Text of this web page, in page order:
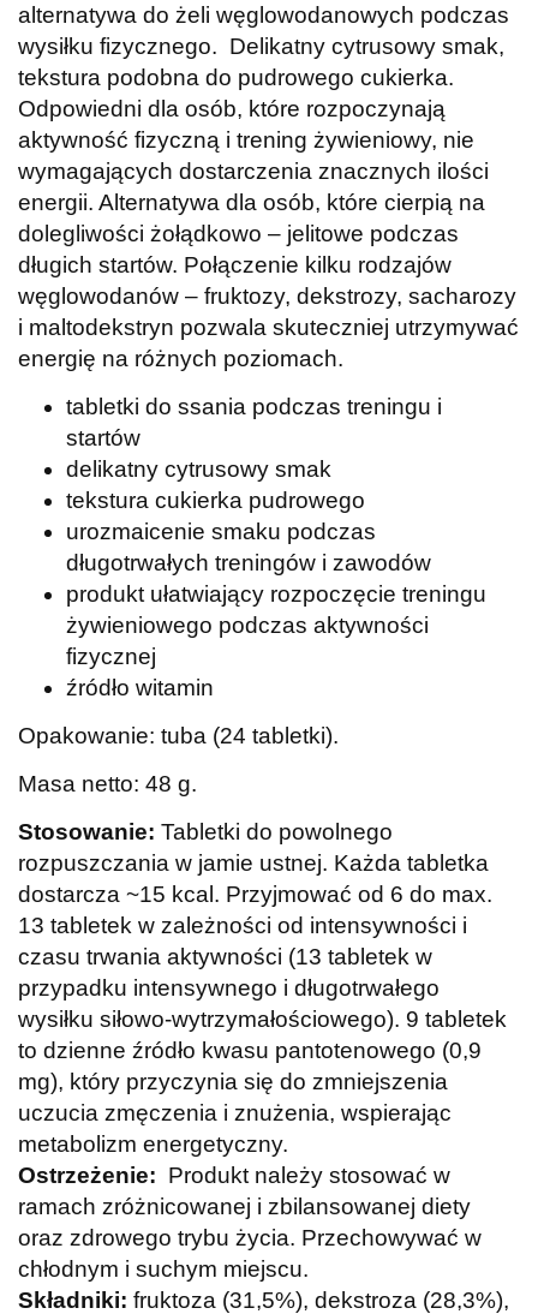
alternatywa do żeli węglowodanowych podczas
wysiłku fizycznego. Delikatny cytrusowy smak,
tekstura podobna do pudrowego cukierka.
Odpowiedni dla osób, które rozpoczynają
aktywność fizyczną i trening żywieniowy, nie
wymagających dostarczenia znacznych ilości
energii. Alternatywa dla osób, które cierpią na
dolegliwości żołądkowo – jelitowe podczas
długich startów. Połączenie kilku rodzajów
węglowodanów – fruktozy, dekstrozy, sacharozy
i maltodekstryn pozwala skuteczniej utrzymywać
energię na różnych poziomach.
tabletki do ssania podczas treningu i
startów
delikatny cytrusowy smak
tekstura cukierka pudrowego
urozmaicenie smaku podczas
długotrwałych treningów i zawodów
produkt ułatwiający rozpoczęcie treningu
żywieniowego podczas aktywności
fizycznej
źródło witamin
Opakowanie: tuba (24 tabletki).
Masa netto: 48 g.
Stosowanie: Tabletki do powolnego
rozpuszczania w jamie ustnej. Każda tabletka
dostarcza ~15 kcal. Przyjmować od 6 do max.
13 tabletek w zależności od intensywności i
czasu trwania aktywności (13 tabletek w
przypadku intensywnego i długotrwałego
wysiłku siłowo-wytrzymałościowego). 9 tabletek
to dzienne źródło kwasu pantotenowego (0,9
mg), który przyczynia się do zmniejszenia
uczucia zmęczenia i znużenia, wspierając
metabolizm energetyczny.
Ostrzeżenie: Produkt należy stosować w
ramach zróżnicowanej i zbilansowanej diety
oraz zdrowego trybu życia. Przechowywać w
chłodnym i suchym miejscu.
Składniki: fruktoza (31,5%), dekstroza (28,3%),